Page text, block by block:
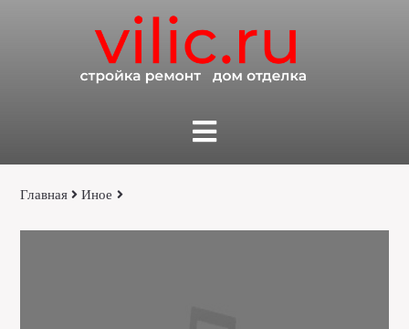
Главная Иное